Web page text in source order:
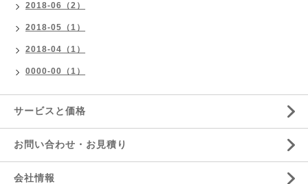
2018-06（2）
2018-05（1）
2018-04（1）
0000-00（1）
サービスと価格
お問い合わせ・お見積り
会社情報